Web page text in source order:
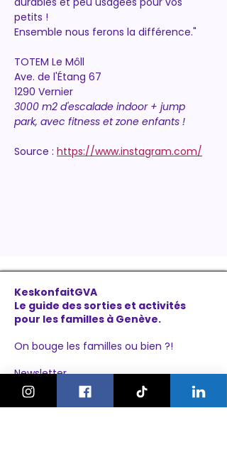
petits !
Ensemble nous ferons la différence."
TOTEM Le Môll
Ave. de l'Étang 67
1290 Vernier
3000 m2 d'escalade indoor + jump
park, avec fitness et zone enfants !
Source : https://www.instagram.com/
KeskonfaitGVA
Le guide des sorties et activités
pour les familles à Genève.
On bouge les familles ou bien ?!
Newsletter
Instagram
À propos